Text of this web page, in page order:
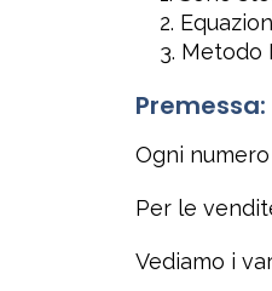
Metodo
Premessa:
Ogni
Per le
Vediamo i